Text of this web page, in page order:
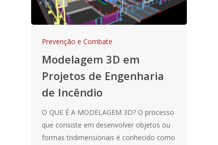
Prevenção e Combate
Modelagem 3D em
Projetos de Engenharia
de Incêndio
O QUE É A MODELAGEM 3D? O processo
que consiste em desenvolver objetos ou
formas tridimensionais é conhecido como